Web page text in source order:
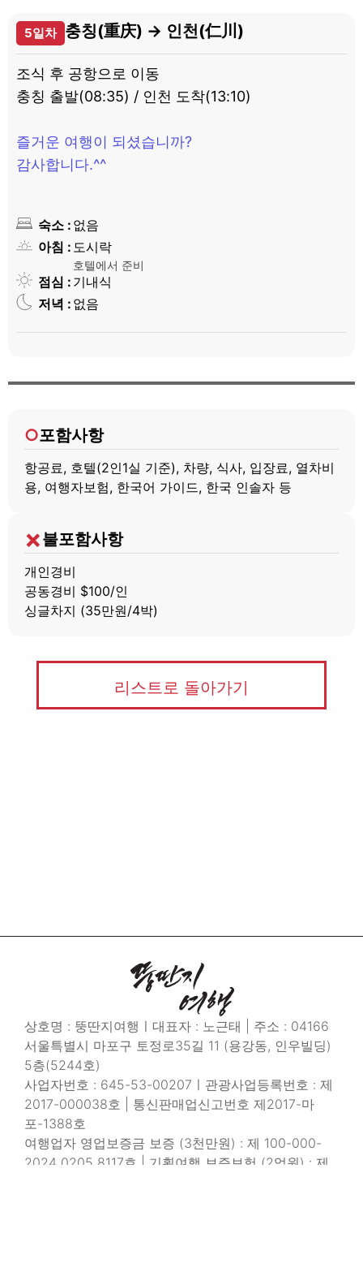
5일차 충칭(重庆) → 인천(仁川)
조식 후 공항으로 이동
충칭 출발(08:35) / 인천 도착(13:10)
즐거운 여행이 되셨습니까?
감사합니다.^^
숙소 없음
아침
도시락
호텔에서 준비
점심
기내식
저녁
없음
포함사항
항공료, 호텔(2인1실 기준), 차량, 식사, 입장료, 열차비
용, 여행자보험, 한국어 가이드, 한국 인솔자 등
불포함사항
개인경비
공동경비 $100/인
싱글차지 (35만원/4박)
리스트로 돌아가기
상호명 : 뚱딴지여행ㅣ대표자 : 노근태 | 주소 : 04166
서울특별시 마포구 토정로35길 11 (용강동, 인우빌딩)
5층(5244호)
사업자번호 : 645-53-00207ㅣ관광사업등록번호 : 제
2017-000038호 | 통신판매업신고번호 제2017-마
포-1388호
여행업자 영업보증금 보증 (3천만원) : 제 100-000-
2024 0205 8117호 | 기획여행 보증보험 (2억원) : 제